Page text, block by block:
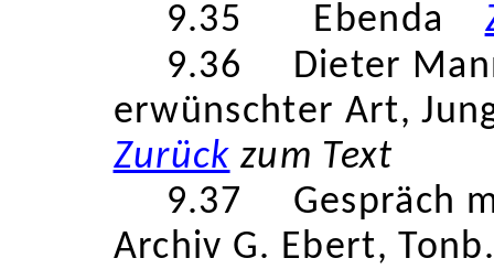
9.35
Ebenda
9.36
Dieter
erwünschter Art,
Zurück zum Text
9.37
Gespräch
Archiv G. Ebert,